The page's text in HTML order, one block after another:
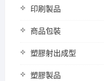
印刷製品
商品包裝
塑膠射出成型
塑膠製品